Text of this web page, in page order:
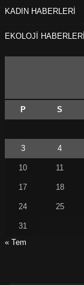
KADIN HABERLERİ
EKOLOJİ HABERLERİ
P S
3 4
10 11
17 18
24 25
31
« Tem